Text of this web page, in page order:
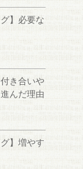
】必要な
き合いや
んだ理由
】増やす